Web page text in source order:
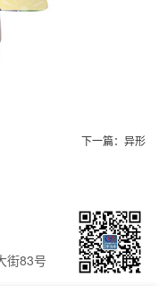
下一篇： 异形
街83号